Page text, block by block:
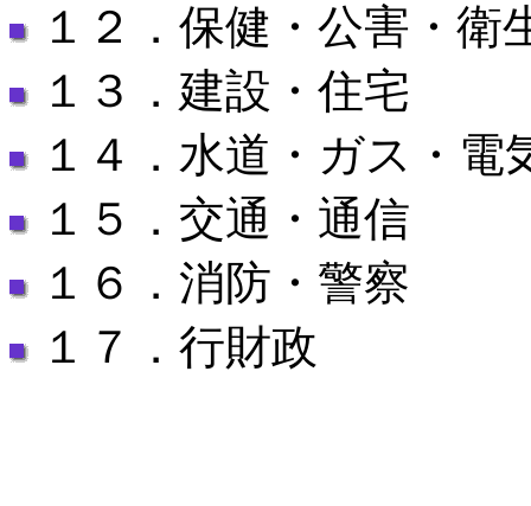
１２．保健・公害・衛
１３．建設・住宅
１４．水道・ガス・電
１５．交通・通信
１６．消防・警察
１７．行財政